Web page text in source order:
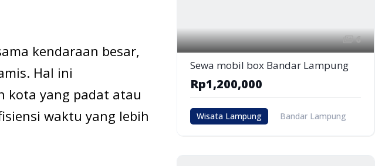
kendaraan besar,
Hal ini
kota yang padat atau
waktu yang lebih
6
Sewa mobil box Bandar Lampung
Rp1,200,000
Wisata Lampung
Bandar Lampung